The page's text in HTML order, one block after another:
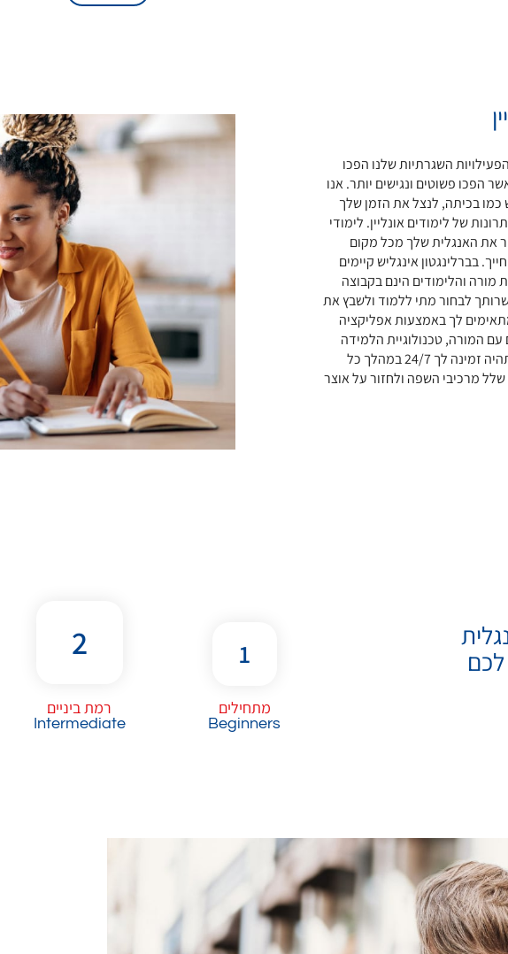
השגרתיות שלנו הפכו
הפכו פשוטים ונגישים יותר. אנו
כמו בכיתה, לנצל את הזמן שלך
של לימודים אונליין. לימודי
את האנגלית שלך מכל מקום
בברלינגטון אינגליש קיימים
מורה והלימודים הינם בקבוצה
לבחור מתי ללמוד ולשבץ את
לך באמצעות אפליקציה
המורה, טכנולוגיית הלמידה
המתקדמת בעולם לימוד אנגלית תהיה זמינה לך 24/7 במהלך כל
מרכיבי השפה ולחזור על אוצר
1
מתחילים
Beginners
2
רמת ביניים
Intermediate